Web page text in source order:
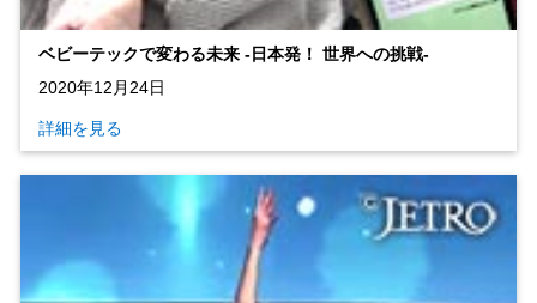
ベビーテックで変わる未来 ‐日本発！ 世界への挑戦‐
2020年12月24日
詳細を見る